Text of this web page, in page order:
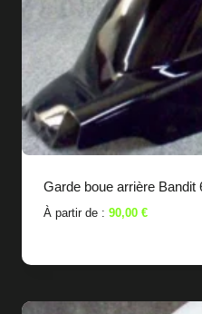
Garde boue arrière Bandit
À partir de : 90,00 €